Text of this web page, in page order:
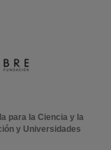
para la Ciencia y la
y Universidades